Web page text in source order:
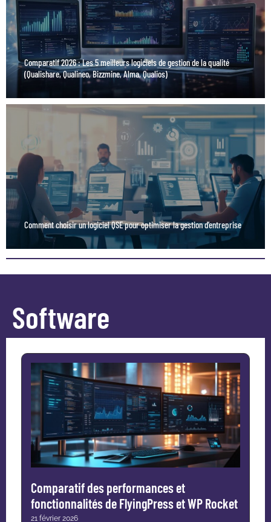
Comparatif 2026 : Les 5 meilleurs logiciels de gestion de la qualité
(Qualishare, Qualineo, Bizzmine, Alma, Qualios)
Comment choisir un logiciel QSE pour optimiser la gestion d’entreprise
Software
Comparatif des performances et
fonctionnalités de FlyingPress et WP Rocket
21 février 2026